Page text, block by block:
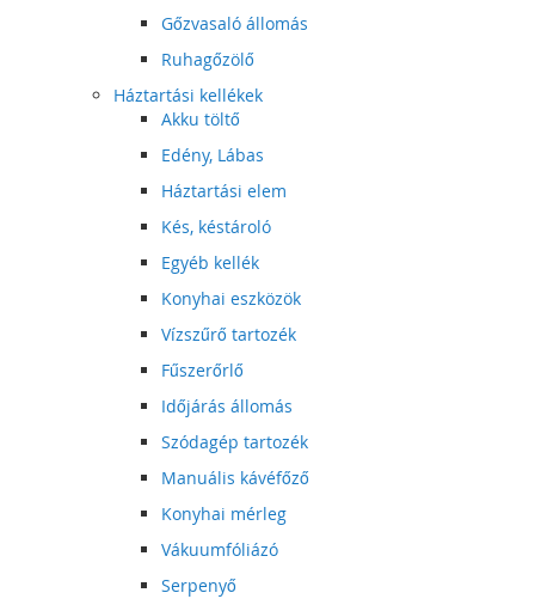
Gőzvasaló állomás
Ruhagőzölő
Háztartási kellékek
Akku töltő
Edény, Lábas
Háztartási elem
Kés, késtároló
Egyéb kellék
Konyhai eszközök
Vízszűrő tartozék
Fűszerőrlő
Időjárás állomás
Szódagép tartozék
Manuális kávéfőző
Konyhai mérleg
Vákuumfóliázó
Serpenyő